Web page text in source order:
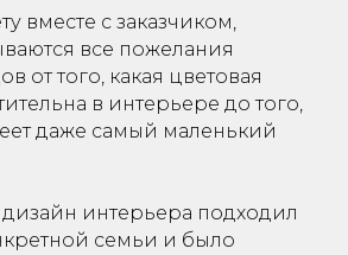
вместе с заказчиком,
все пожелания
от того, какая цветовая
в интерьере до того,
даже самый маленький
дизайн интерьера подходил
семьи и было